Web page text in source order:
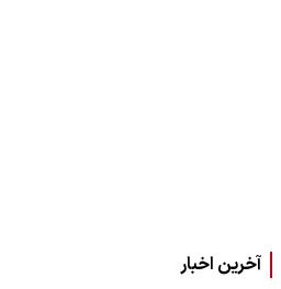
آخرین اخبار